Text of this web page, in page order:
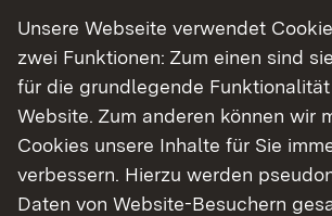
Betriebshöfe
Betriebshof
Unsere Webseite verwendet
zwei Funktionen: Zum einen sind
für die grundlegende
Website. Zum anderen können wir
Cookies unsere Inhalte für Sie
verbessern. Hierzu werden
Daten von Website-Besuchern